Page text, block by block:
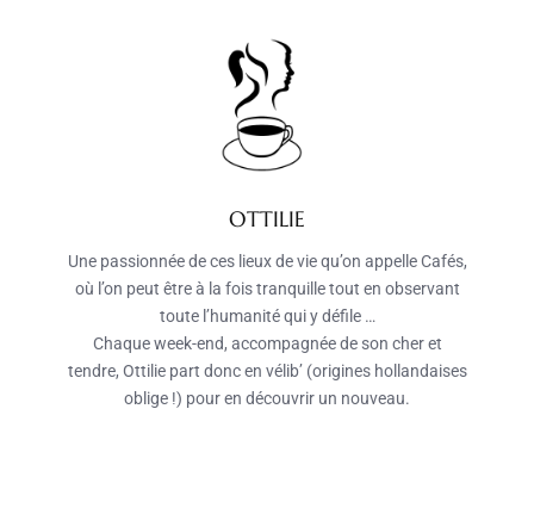
OTTILIE
Une passionnée de ces lieux de vie qu’on appelle Cafés,
où l’on peut être à la fois tranquille tout en observant
toute l’humanité qui y défile …
Chaque week-end, accompagnée de son cher et
tendre, Ottilie part donc en vélib’ (origines hollandaises
oblige !) pour en découvrir un nouveau.